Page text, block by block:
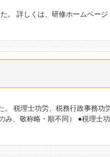
詳しくは、研修ホームページ
税理士功労、税務行政事務功
み、敬称略・順不同） ●税理士